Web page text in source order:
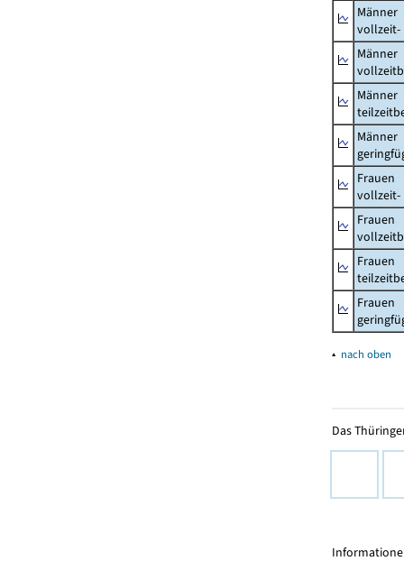
Männer
vollzeit-
Männer
Männer
Männer
Frauen
vollzeit-
Frauen
Frauen
Frauen
▴ nach oben
Das